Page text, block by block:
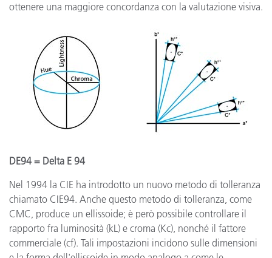
ottenere una maggiore concordanza con la valutazione visiva.
DE94 = Delta E 94
Nel 1994 la CIE ha introdotto un nuovo metodo di tolleranza
chiamato CIE94. Anche questo metodo di tolleranza, come
CMC, produce un ellissoide; è però possibile controllare il
rapporto fra luminosità (kL) e croma (Kc), nonché il fattore
commerciale (cf). Tali impostazioni incidono sulle dimensioni